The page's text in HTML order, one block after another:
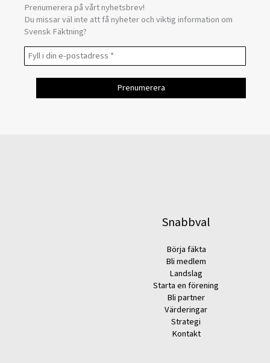
Prenumerera på vårt nyhetsbrev!
Du missar väl inte att få nyheter och viktig information om
Svensk Fäktning?
Snabbval
Börja fäkta
Bli medlem
Landslag
Starta en förening
Bli partner
Värderingar
Strategi
Kontakt